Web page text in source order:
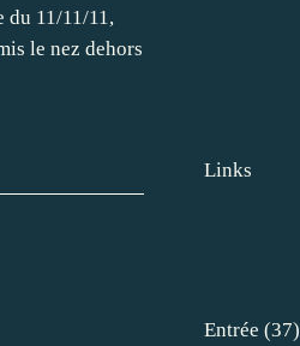
du 11/11/11,
le nez dehors
Entrée (37)
Links